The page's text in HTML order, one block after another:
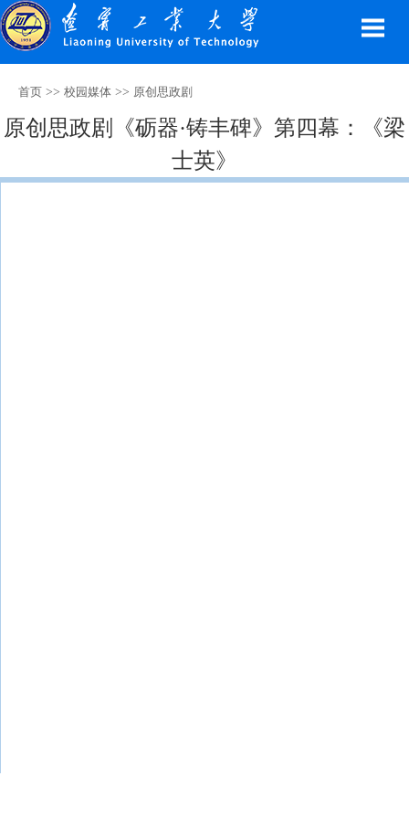
首页 >> 校园媒体 >> 原创思政剧
原创思政剧《砺器·铸丰碑》第四幕：《梁
士英》